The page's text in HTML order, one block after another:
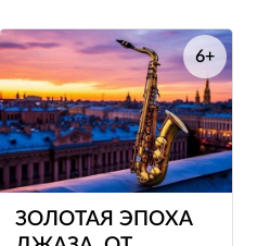
е
ЗОЛОТАЯ ЭПОХА
6+